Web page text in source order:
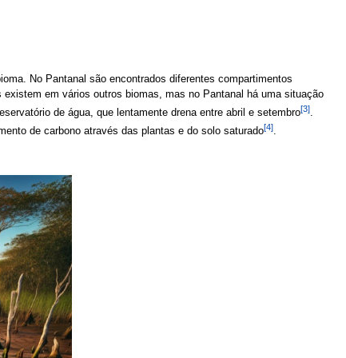
No Pantanal são encontrados diferentes compartimentos
em vários outros biomas, mas no Pantanal há uma situação
de água, que lentamente drena entre abril e setembro[3].
de carbono através das plantas e do solo saturado[4].